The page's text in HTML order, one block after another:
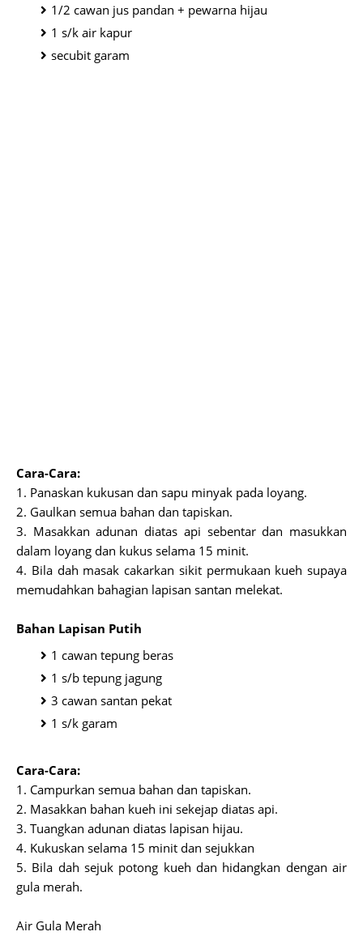
1/2 cawan jus pandan + pewarna hijau
1 s/k air kapur
secubit garam
Cara-Cara:
1. Panaskan kukusan dan sapu minyak pada loyang.
2. Gaulkan semua bahan dan tapiskan.
3. Masakkan adunan diatas api sebentar dan masukkan
dalam loyang dan kukus selama 15 minit.
4. Bila dah masak cakarkan sikit permukaan kueh supaya
memudahkan bahagian lapisan santan melekat.
Bahan Lapisan Putih
1 cawan tepung beras
1 s/b tepung jagung
3 cawan santan pekat
1 s/k garam
Cara-Cara:
1. Campurkan semua bahan dan tapiskan.
2. Masakkan bahan kueh ini sekejap diatas api.
3. Tuangkan adunan diatas lapisan hijau.
4. Kukuskan selama 15 minit dan sejukkan
5. Bila dah sejuk potong kueh dan hidangkan dengan air
gula merah.
Air Gula Merah